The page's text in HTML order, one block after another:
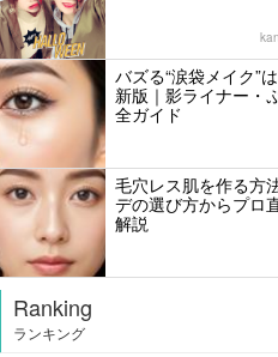
バズる“涙袋メイク”
新版｜影ライナー・
全ガイド
毛穴レス肌を作る方
デの選び方からプロ
解説
Ranking
ランキング